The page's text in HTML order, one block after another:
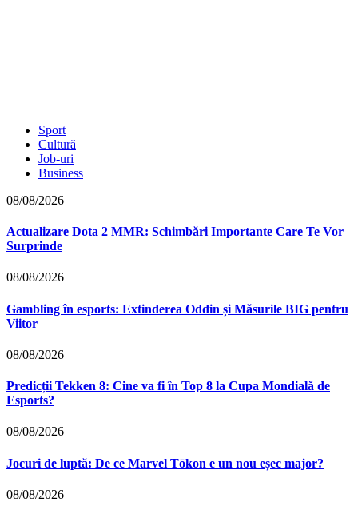
Sport
Cultură
Job-uri
Business
08/08/2026
Actualizare Dota 2 MMR: Schimbări Importante Care Te Vor
Surprinde
08/08/2026
Gambling în esports: Extinderea Oddin și Măsurile BIG pentru
Viitor
08/08/2026
Predicții Tekken 8: Cine va fi în Top 8 la Cupa Mondială de
Esports?
08/08/2026
Jocuri de luptă: De ce Marvel Tōkon e un nou eșec major?
08/08/2026